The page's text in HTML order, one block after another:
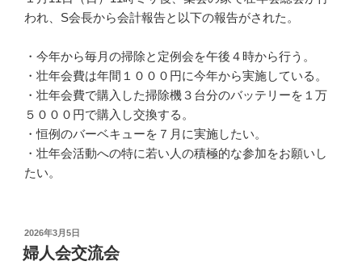
われ、S会長から会計報告と以下の報告がされた。
・今年から毎月の掃除と定例会を午後４時から行う。
・壮年会費は年間１０００円に今年から実施している。
・壮年会費で購入した掃除機３台分のバッテリーを１万
５０００円で購入し交換する。
・恒例のバーベキューを７月に実施したい。
・壮年会活動への特に若い人の積極的な参加をお願いし
たい。
投
稿
日:
2026年3月5日
婦人会交流会